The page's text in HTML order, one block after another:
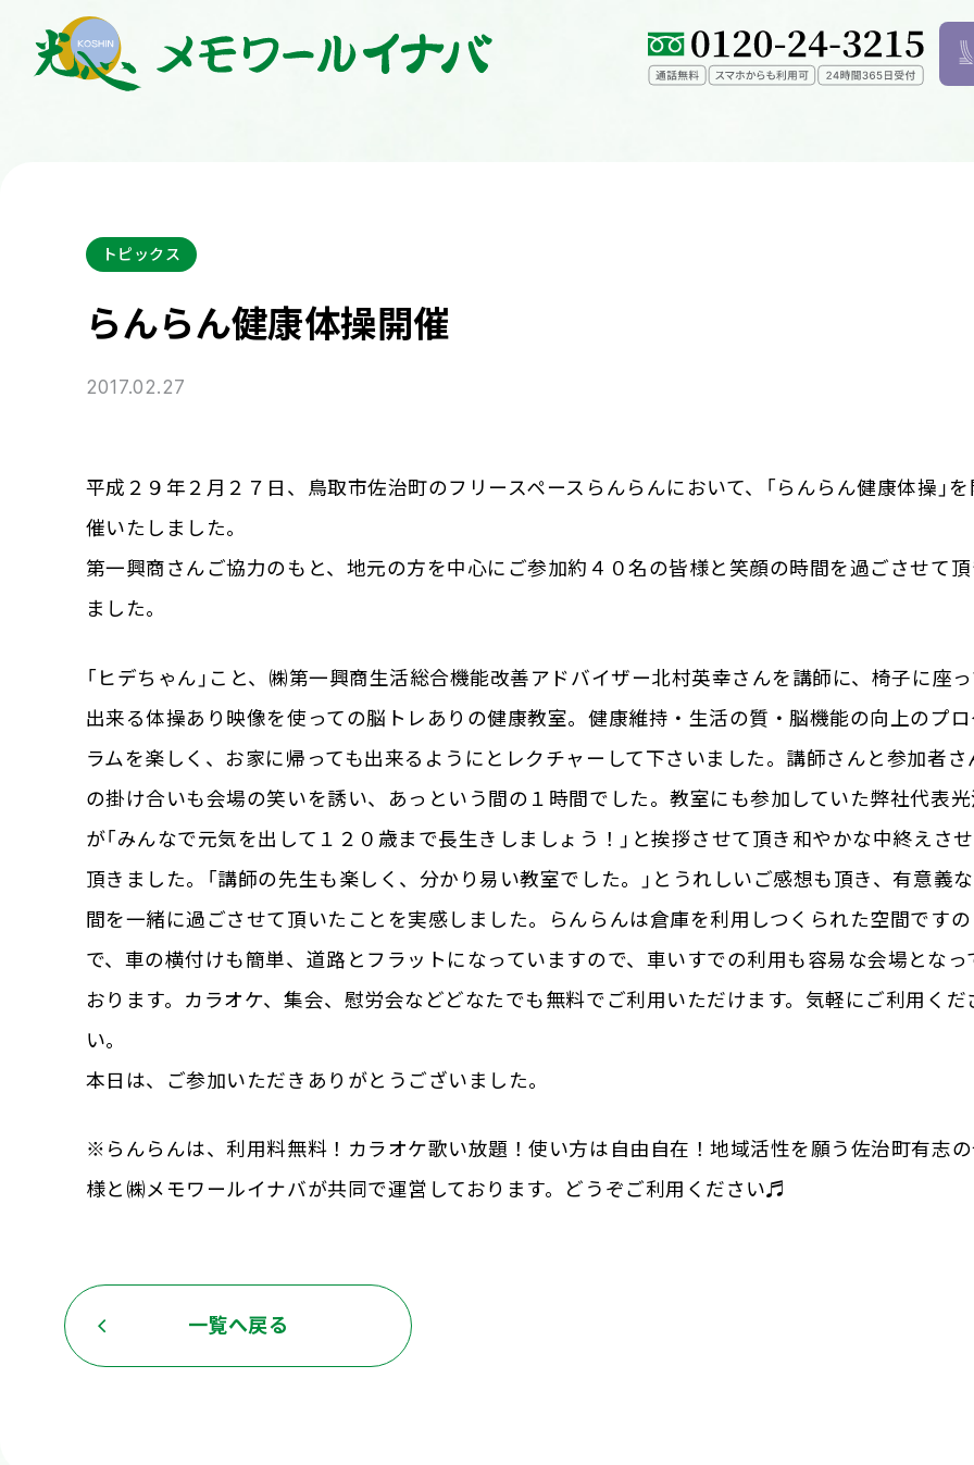
トピックス
らんらん健康体操開催
2017.02.27
平成２９年２月２７日、鳥取市佐治町のフリースペースらんらんにおいて、「らんらん健康体操」を
催いたしました。
第一興商さんご協力のもと、地元の方を中心にご参加約４０名の皆様と笑顔の時間を過ごさせて
ました。
「ヒデちゃん」こと、㈱第一興商生活総合機能改善アドバイザー北村英幸さんを講師に、椅子に座
出来る体操あり映像を使っての脳トレありの健康教室。健康維持・生活の質・脳機能の向上のプ
ラムを楽しく、お家に帰っても出来るようにとレクチャーして下さいました。講師さんと参加者さ
の掛け合いも会場の笑いを誘い、あっという間の１時間でした。教室にも参加していた弊社代表
が「みんなで元気を出して１２０歳まで長生きしましょう！」と挨拶させて頂き和やかな中終えさ
頂きました。「講師の先生も楽しく、分かり易い教室でした。」とうれしいご感想も頂き、有意義
間を一緒に過ごさせて頂いたことを実感しました。らんらんは倉庫を利用しつくられた空間ですの
で、車の横付けも簡単、道路とフラットになっていますので、車いすでの利用も容易な会場となっ
おります。カラオケ、集会、慰労会などどなたでも無料でご利用いただけます。気軽にご利用くだ
い。
本日は、ご参加いただきありがとうございました。
※らんらんは、利用料無料！カラオケ歌い放題！使い方は自由自在！地域活性を願う佐治町有志
様と㈱メモワールイナバが共同で運営しております。どうぞご利用ください♬
一覧へ戻る